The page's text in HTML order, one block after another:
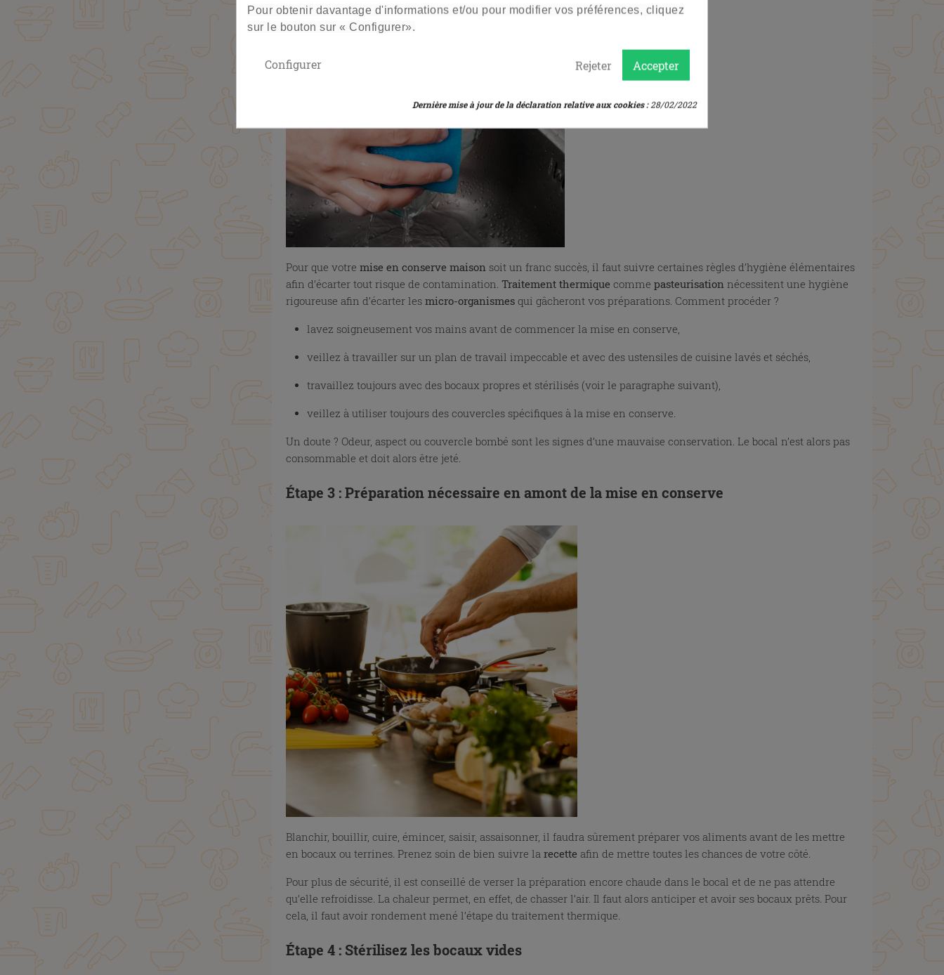
Pour que votre mise en conserve maison soit un franc succès, il faut suivre certaines règles d’hygiène élémentaires
afin d’écarter tout risque de contamination. Traitement thermique comme pasteurisation nécessitent une hygiène
rigoureuse afin d’écarter les micro-organismes qui gâcheront vos préparations. Comment procéder ?
lavez soigneusement vos mains avant de commencer la mise en conserve,
veillez à travailler sur un plan de travail impeccable et avec des ustensiles de cuisine lavés et séchés,
travaillez toujours avec des bocaux propres et stérilisés (voir le paragraphe suivant),
veillez à utiliser toujours des couvercles spécifiques à la mise en conserve.
Un doute ? Odeur, aspect ou couvercle bombé sont les signes d’une mauvaise conservation. Le bocal n’est alors pas
consommable et doit alors être jeté.
Étape 3 : Préparation nécessaire en amont de la mise en conserve
Blanchir, bouillir, cuire, émincer, saisir, assaisonner, il faudra sûrement préparer vos aliments avant de les mettre
en bocaux ou terrines. Prenez soin de bien suivre la recette afin de mettre toutes les chances de votre côté.
Pour plus de sécurité, il est conseillé de verser la préparation encore chaude dans le bocal et de ne pas attendre
qu’elle refroidisse. La chaleur permet, en effet, de chasser l’air. Il faut alors anticiper et avoir ses bocaux prêts. Pour
cela, il faut avoir rondement mené l’étape du traitement thermique.
Étape 4 : Stérilisez les bocaux vides
Pour obtenir davantage d'informations et/ou pour modifier vos préférences, cliquez
sur le bouton sur « Configurer».
Accepter
Rejeter
Configurer
Dernière mise à jour de la déclaration relative aux cookies :28/02/2022